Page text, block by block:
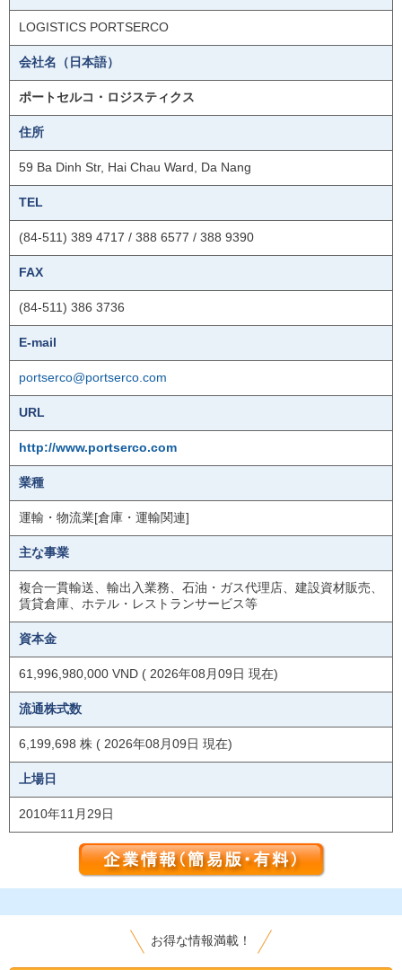
LOGISTICS PORTSERCO
会社名（日本語）
ポートセルコ・ロジスティクス
住所
59 Ba Dinh Str, Hai Chau Ward, Da Nang
TEL
(84-511) 389 4717 / 388 6577 / 388 9390
FAX
(84-511) 386 3736
E-mail
portserco@portserco.com
URL
http://www.portserco.com
業種
運輸・物流業[倉庫・運輸関連]
主な事業
複合一貫輸送、輸出入業務、石油・ガス代理店、建設資材販売、
賃貸倉庫、ホテル・レストランサービス等
資本金
61,996,980,000 VND ( 2026年08月09日 現在)
流通株式数
6,199,698 株 ( 2026年08月09日 現在)
上場日
2010年11月29日
お得な情報満載！